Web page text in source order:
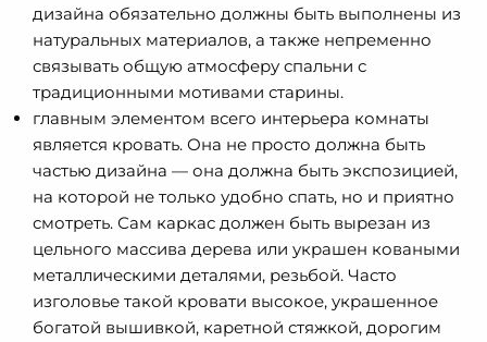
дизайна обязательно должны быть выполнены из
натуральных материалов, а также непременно
связывать общую атмосферу спальни с
традиционными мотивами старины.
главным элементом всего интерьера комнаты
является кровать. Она не просто должна быть
частью дизайна — она должна быть экспозицией,
на которой не только удобно спать, но и приятно
смотреть. Сам каркас должен быть вырезан из
цельного массива дерева или украшен коваными
металлическими деталями, резьбой. Часто
изголовье такой кровати высокое, украшенное
богатой вышивкой, каретной стяжкой, дорогим